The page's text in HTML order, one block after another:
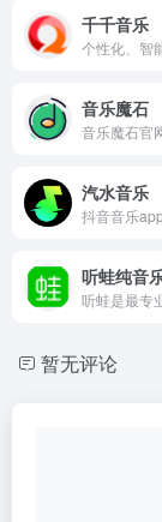
千千音乐
音乐魔石
汽水音乐
抖音音乐
听蛙纯音
暂无评论